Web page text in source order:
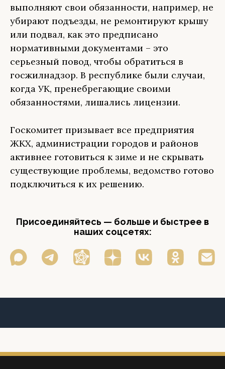
выполняют свои обязанности, например, не
убирают подъезды, не ремонтируют крышу
или подвал, как это предписано
нормативными документами – это
серьезный повод, чтобы обратиться в
госжилнадзор. В республике были случаи,
когда УК, пренебрегающие своими
обязанностями, лишались лицензии.
Госкомитет призывает все предприятия
ЖКХ, администрации городов и районов
активнее готовиться к зиме и не скрывать
существующие проблемы, ведомство готово
подключиться к их решению.
Присоединяйтесь — больше и быстрее в
наших соцсетях: